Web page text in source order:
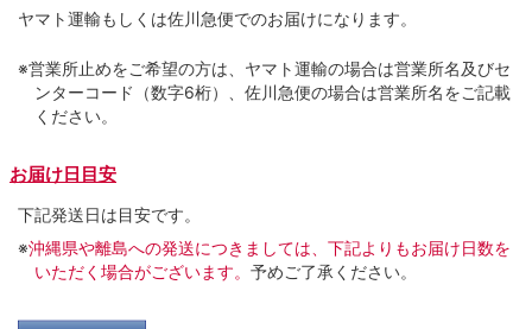
ヤマト運輸もしくは佐川急便でのお届けになります。
※営業所止めをご希望の方は、ヤマト運輸の場合は営業所名及びセ
ンターコード（数字6桁）、佐川急便の場合は営業所名をご記載
ください。
お届け日目安
下記発送日は目安です。
※沖縄県や離島への発送につきましては、下記よりもお届け日数を
いただく場合がございます。 予めご了承ください。